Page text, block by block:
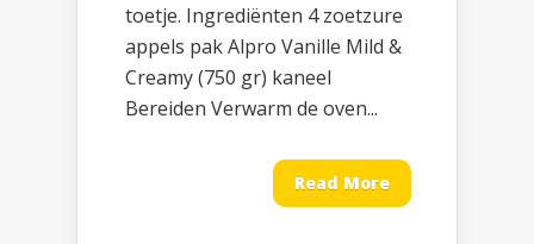
toetje. Ingrediënten 4 zoetzure
appels pak Alpro Vanille Mild &
Creamy (750 gr) kaneel
Bereiden Verwarm de oven...
Read More